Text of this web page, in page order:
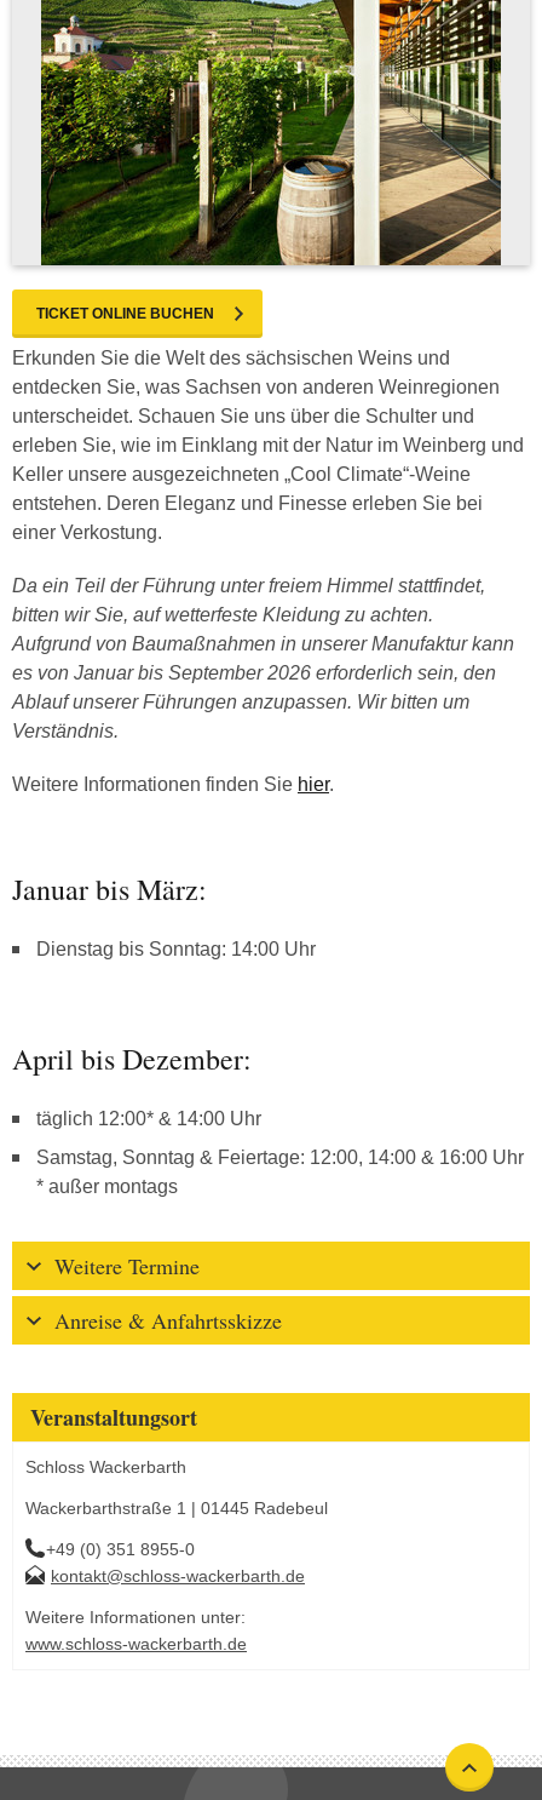
TICKET ONLINE BUCHEN
Erkunden Sie die Welt des sächsischen Weins und
entdecken Sie, was Sachsen von anderen Weinregionen
unterscheidet. Schauen Sie uns über die Schulter und
erleben Sie, wie im Einklang mit der Natur im Weinberg und
Keller unsere ausgezeichneten „Cool Climate“-Weine
entstehen. Deren Eleganz und Finesse erleben Sie bei
einer Verkostung.
Da ein Teil der Führung unter freiem Himmel stattfindet,
bitten wir Sie, auf wetterfeste Kleidung zu achten.
Aufgrund von Baumaßnahmen in unserer Manufaktur kann
es von Januar bis September 2026 erforderlich sein, den
Ablauf unserer Führungen anzupassen. Wir bitten um
Verständnis.
Weitere Informationen finden Sie hier.
Januar bis März:
Dienstag bis Sonntag: 14:00 Uhr
April bis Dezember:
täglich 12:00* & 14:00 Uhr
Samstag, Sonntag & Feiertage: 12:00, 14:00 & 16:00 Uhr
* außer montags
Weitere Termine
Anreise & Anfahrtsskizze
Veranstaltungsort
Schloss Wackerbarth
Wackerbarthstraße 1 | 01445 Radebeul
+49 (0) 351 8955-0
kontakt@schloss-wackerbarth.de
Weitere Informationen unter:
www.schloss-wackerbarth.de